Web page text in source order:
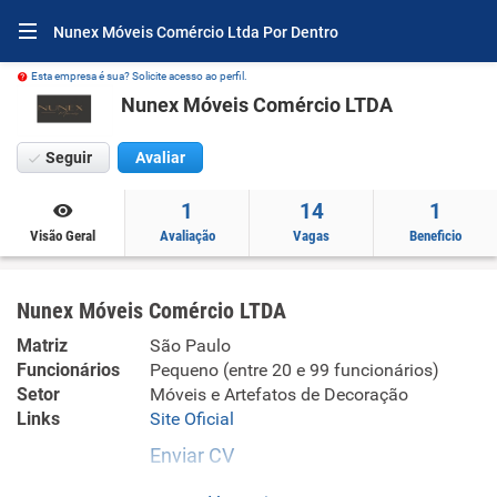
Nunex Móveis Comércio Ltda Por Dentro
Esta empresa é sua? Solicite acesso ao perfil.
Nunex Móveis Comércio LTDA
Seguir Avaliar
Visão Geral
1
Avaliação
14
Vagas
1
Beneficio
Nunex Móveis Comércio LTDA
Matriz
São Paulo
Funcionários
Pequeno (entre 20 e 99 funcionários)
Setor
Móveis e Artefatos de Decoração
Links
Site Oficial
Enviar CV